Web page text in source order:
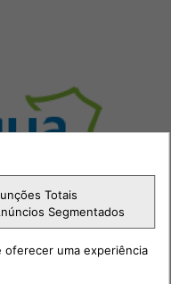
Totais
Segmentados
oferecer uma experiência